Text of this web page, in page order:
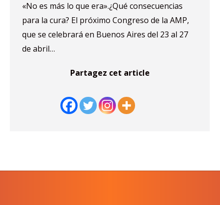
«No es más lo que era».¿Qué consecuencias
para la cura? El próximo Congreso de la AMP,
que se celebrará en Buenos Aires del 23 al 27
de abril…
Partagez cet article